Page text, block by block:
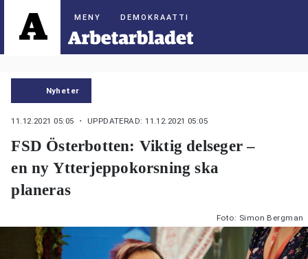
DEMOKRAATTI
Nyheter
11.12.2021 05:05 ・ UPPDATERAD: 11.12.2021 05:05
FSD Österbotten: Viktig delseger –
en ny Ytterjeppokorsning ska
planeras
Foto: Simon Bergman